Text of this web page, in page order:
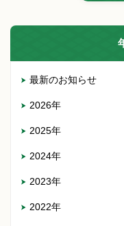
最新のお知らせ
2026年
2025年
2024年
2023年
2022年